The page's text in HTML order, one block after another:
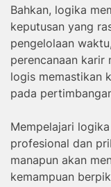
Bahkan, logika
keputusan yang
pengelolaan
perencanaan karir
logis memastikan
pada
Mempelajari
profesional dan
manapun akan
kemampuan